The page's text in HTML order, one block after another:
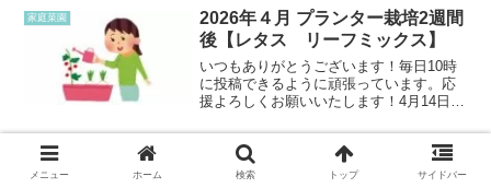
入り口にバジルが売ってありました。
2022年5月27日...
家庭菜園
2026年４月 プランター栽培2週間
後【レタス リーフミックス】
いつもありがとうございます！毎日10時
に投稿できるように頑張っています。応
援よろしくお願いいたします！4月14日
を蒔いてから約2週間後です。最近は気温
も高い日が多くて、雨も多い。結局ま
だ、防...
家庭菜園
ミニトマト植え付けから約1か月
後の状況は？摘心する方法は？
メニュー ホーム 検索 トップ サイドバー